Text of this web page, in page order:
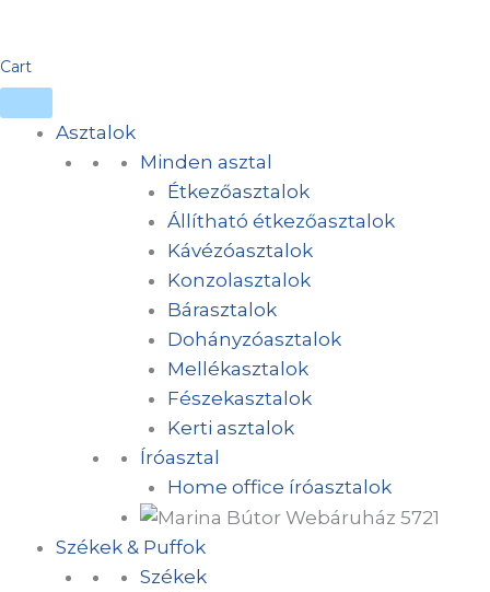
Cart
Asztalok
Minden asztal
Étkezőasztalok
Állítható étkezőasztalok
Kávézóasztalok
Konzolasztalok
Bárasztalok
Dohányzóasztalok
Mellékasztalok
Fészekasztalok
Kerti asztalok
Íróasztal
Home office íróasztalok
Székek & Puffok
Székek